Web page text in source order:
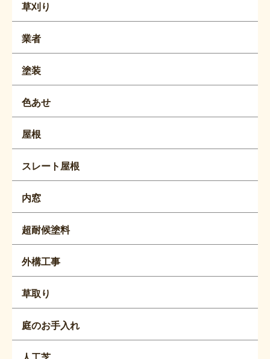
草刈り
業者
塗装
色あせ
屋根
スレート屋根
内窓
超耐候塗料
外構工事
草取り
庭のお手入れ